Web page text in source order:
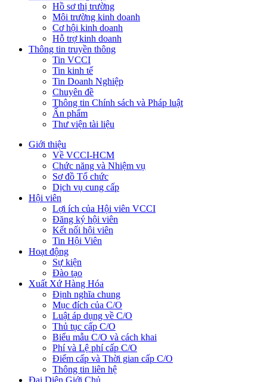
Hồ sơ thị trường
Môi trường kinh doanh
Cơ hội kinh doanh
Hỗ trợ kinh doanh
Thông tin truyền thông
Tin VCCI
Tin kinh tế
Tin Doanh Nghiệp
Chuyên đề
Thông tin Chính sách và Pháp luật
Ấn phẩm
Thư viện tài liệu
Giới thiệu
Về VCCI-HCM
Chức năng và Nhiệm vụ
Sơ đồ Tổ chức
Dịch vụ cung cấp
Hội viên
Lợi ích của Hội viên VCCI
Đăng ký hội viên
Kết nối hội viên
Tin Hội Viên
Hoạt động
Sự kiện
Đào tạo
Xuất Xứ Hàng Hóa
Định nghĩa chung
Mục đích của C/O
Luật áp dụng về C/O
Thủ tục cấp C/O
Biểu mẫu C/O và cách khai
Phí và Lệ phí cấp C/O
Điểm cấp và Thời gian cấp C/O
Thông tin liên hệ
Đại Diện Giới Chủ